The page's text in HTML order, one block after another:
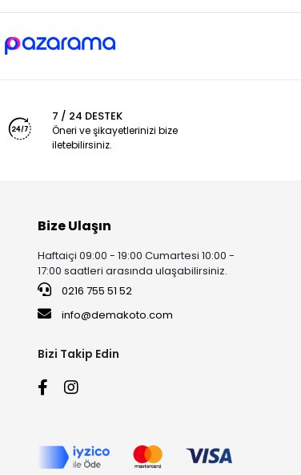
7 / 24 DESTEK
Öneri ve şikayetlerinizi bize
iletebilirsiniz.
Bize Ulaşın
Haftaiçi 09:00 - 19:00 Cumartesi 10:00 -
17:00 saatleri arasında ulaşabilirsiniz.
0216 755 51 52
info@demakoto.com
Bizi Takip Edin